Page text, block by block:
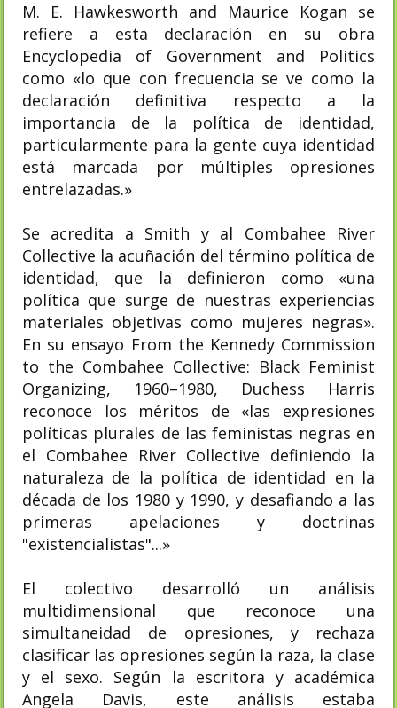
M. E. Hawkesworth and Maurice Kogan se
refiere a esta declaración en su obra
Encyclopedia of Government and Politics
como «lo que con frecuencia se ve como la
declaración definitiva respecto a la
importancia de la política de identidad,
particularmente para la gente cuya identidad
está marcada por múltiples opresiones
entrelazadas.»
Se acredita a Smith y al Combahee River
Collective la acuñación del término política de
identidad, que la definieron como «una
política que surge de nuestras experiencias
materiales objetivas como mujeres negras».
En su ensayo From the Kennedy Commission
to the Combahee Collective: Black Feminist
Organizing, 1960–1980, Duchess Harris
reconoce los méritos de «las expresiones
políticas plurales de las feministas negras en
el Combahee River Collective definiendo la
naturaleza de la política de identidad en la
década de los 1980 y 1990, y desafiando a las
primeras apelaciones y doctrinas
"existencialistas"...»
El colectivo desarrolló un análisis
multidimensional que reconoce una
simultaneidad de opresiones, y rechaza
clasificar las opresiones según la raza, la clase
y el sexo. Según la escritora y académica
Angela Davis, este análisis estaba